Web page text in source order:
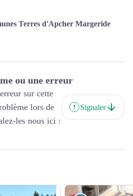
Terres d'Apcher Margeride
ou une erreur
sur cette
lors de
les nous ici :
Signaler